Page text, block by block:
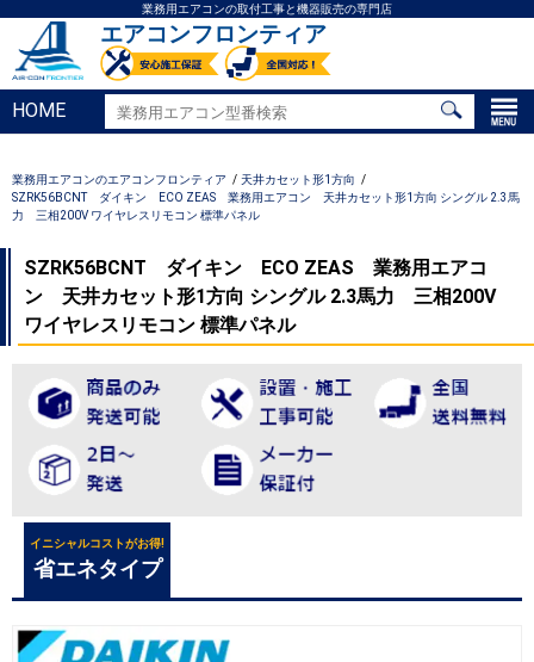
業務用エアコンの取付工事と機器販売の専門店
エアコンフロンティア
HOME
業務用エアコンのエアコンフロンティア
天井カセット形1方向
SZRK56BCNT ダイキン ECO ZEAS 業務用エアコン 天井カセット形1方向 シングル 2.3馬
力 三相200V ワイヤレスリモコン 標準パネル
SZRK56BCNT ダイキン ECO ZEAS 業務用エアコ
ン 天井カセット形1方向 シングル 2.3馬力 三相200V
ワイヤレスリモコン 標準パネル
イニシャルコストがお得!
省エネタイプ